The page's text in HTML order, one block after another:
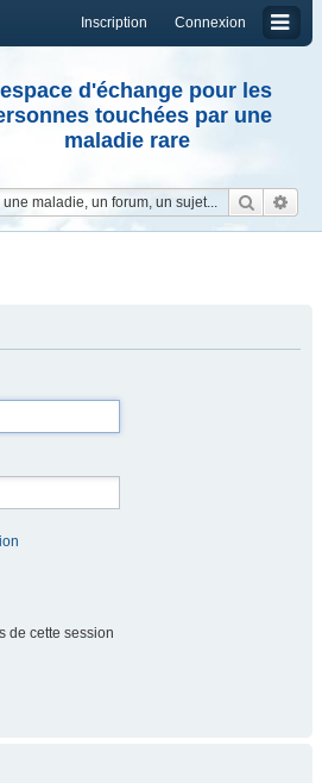
Connexion
Inscription
d'échange pour les
touchées par une
maladie rare
de cette session